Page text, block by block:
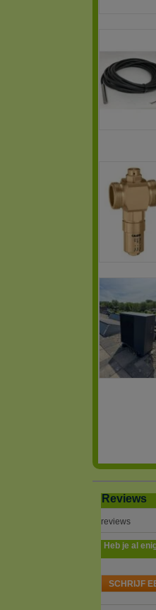
Reviews
reviews
Heb je al
SCHRIJF